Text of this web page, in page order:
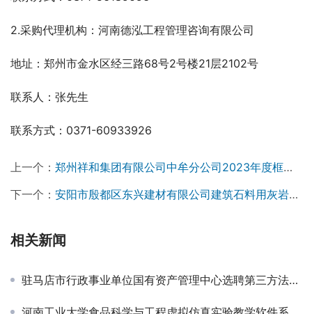
2.采购代理机构：河南德泓工程管理咨询有限公司
地址：郑州市金水区经三路68号2号楼21层2102号
联系人：张先生
联系方式：0371-60933926
上一个： 郑州祥和集团有限公司中牟分公司2023年度框架入围项目招标公告￼
下一个： 安阳市殷都区东兴建材有限公司建筑石料用灰岩矿矿山地质环境恢复治理工程勘查设计项目-竞争性磋商公告￼
相关新闻
驻马店市行政事业单位国有资产管理中心选聘第三方法律服务机构 竞争性谈判公告